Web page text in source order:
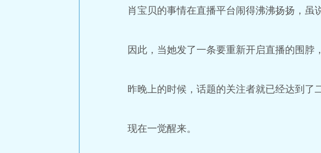
肖宝贝的事情在直播平台闹得沸沸扬扬，虽
因此，当她发了一条要重新开启直播的围脖
昨晚上的时候，话题的关注者就已经达到了
现在一觉醒来。